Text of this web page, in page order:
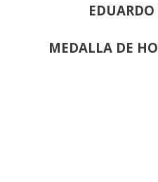
MEDALLA DE